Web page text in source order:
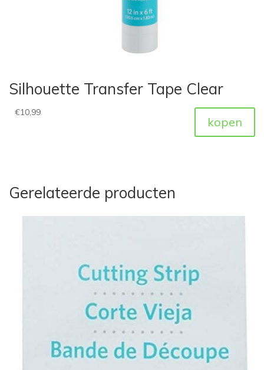
Silhouette Transfer Tape Clear
€10,99
kopen
Gerelateerde producten